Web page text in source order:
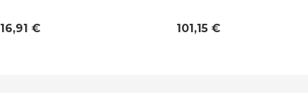
16,91 € 101,15 €